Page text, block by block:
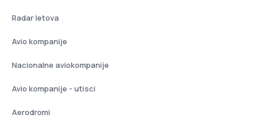
Radar letova
Avio kompanije
Nacionalne aviokompanije
Avio kompanije - utisci
Aerodromi